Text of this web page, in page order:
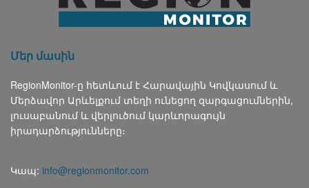
Մեր մասին
RegionMonitor-ը հետևում է Հարավային Կովկասում և
Մերձավոր Արևելքում տեղի ունեցող զարգացումներին,
լուսաբանում և վերլուծում կարևորագույն
իրադարձությունները։
Կապ: info@regionmonitor.com